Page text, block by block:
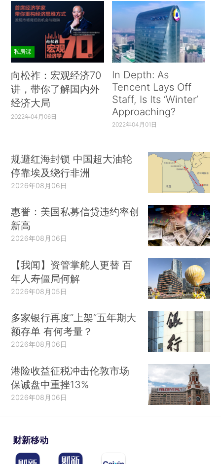
确诊数量仍维持较高水平。22日，保加利亚开始实
施新的全国封禁措施，为期10天，包括关闭所有教
育机构以及体育场、娱乐场所和大型商场，暂停举
办各类聚集活动与展览等。23日，德国总理默克尔
宣布，延长封城措施至4月18日，呼吁民众4月1日
至5日复活节假期居家过节，以遏制第三波新冠疫
情。23日，爱尔兰政府宣布，从26日凌晨4时起将
对来自新冠疫情高风险国家和地区的入境旅客实施
截至2021年3月26日，疫情已波及218个国家
（地区），在全球范围内持续扩散，除中国外，新
冠肺炎累计确诊病例超过万例、十万例的国家（地
（30159966例）、巴西（12404414例）、印度
（11908910例）、法国（4465956例）、俄罗斯
（4451565例）、英国（4339157例）、意大利
（3488619例）、西班牙（3255324例）、土耳其
（3149094例）、德国（2765297例）等83个国
家累计确诊病例超过中国。目前，美国是全球累计
确诊病例最多的国家。截至3月26日，美国已累计
确诊病例30159966例，死亡548087例。25日，
美国总统拜登宣布了他的疫苗接种计划新目标，即
在其上任100天内注射2亿剂新冠疫苗。
新冠肺炎病死率（累计死亡病例占累计确诊病
例）是判断疫情形势的另一项指标。理论上，如果
私房课
向松祚：宏观经济70
讲，带你了解国内外
经济大局
2022年04月06日
In Depth: As
Tencent Lays Off
Staff, Is Its ‘Winter’
Approaching?
2022年04月01日
规避红海封锁 中国超大油轮
停靠埃及绕行非洲
2026年08月06日
惠誉：美国私募信贷违约率创
新高
2026年08月06日
【我闻】资管掌舵人更替 百
年人寿僵局何解
2026年08月05日
多家银行再度“上架”五年期大
额存单 有何考量？
2026年08月06日
港险收益征税冲击伦敦市场
保诚盘中重挫13%
2026年08月06日
财新移动